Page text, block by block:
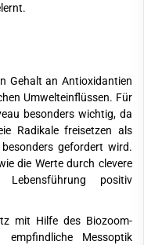
Gehalt an Antioxidantien
Umwelteinflüssen. Für
besonders wichtig, da
Radikale freisetzen als
gefordert wird.
die Werte durch clevere
Lebensführung positiv
mit Hilfe des Biozoom-
Messoptik